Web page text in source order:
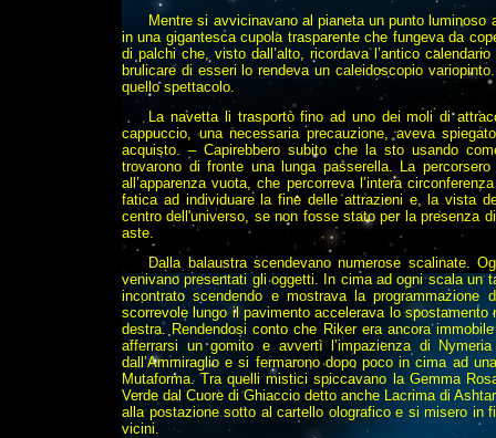
Mentre si avvicinavano al pianeta un punto
in una gigantesca cupola trasparente che fungeva da
di palchi che, visto dall’alto, ricordava l’antico
brulicare di esseri lo rendeva un caleidoscopio
quello spettacolo.
La navetta li trasportò fino ad uno dei moli di
cappuccio, una necessaria precauzione, aveva
acquisto. – Capirebbero subito che la sto usando
trovarono di fronte una lunga passerella. La
all’apparenza vuota, che percorreva l’intera
fatica ad individuare la fine delle attrazioni e, la vista
centro dell'universo, se non fosse stato per la presenza
aste.
Dalla balaustra scendevano numerose scalinate.
venivano presentati gli oggetti. In cima ad ogni scala un
incontrato scendendo e mostrava la
scorrevole lungo il pavimento accelerava lo
destra. Rendendosi conto che Riker era ancora
afferrarsi un gomito e avvertì l’impazienza di
dall’Ammiraglio e si fermarono dopo poco in cima ad
Mutaforma. Tra quelli mistici spiccavano la Gemma
Verde dal Cuore di Ghiaccio detto anche Lacrima di
alla postazione sotto al cartello olografico e si misero in
vicini.